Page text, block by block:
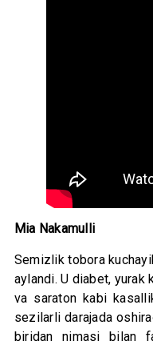
Mia Nakamulli
Semizlik tobora
aylandi. U diabet,
va saraton kabi
sezilarli darajada
biridan nimasi bilan